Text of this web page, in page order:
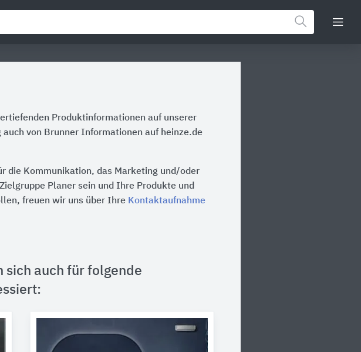
Produktinformationen auf unserer
von Brunner Informationen auf heinze.de
die Kommunikation, das Marketing und/oder
Planer sein und Ihre Produkte und
freuen wir uns über Ihre Kontaktaufnahme
sich auch für folgende